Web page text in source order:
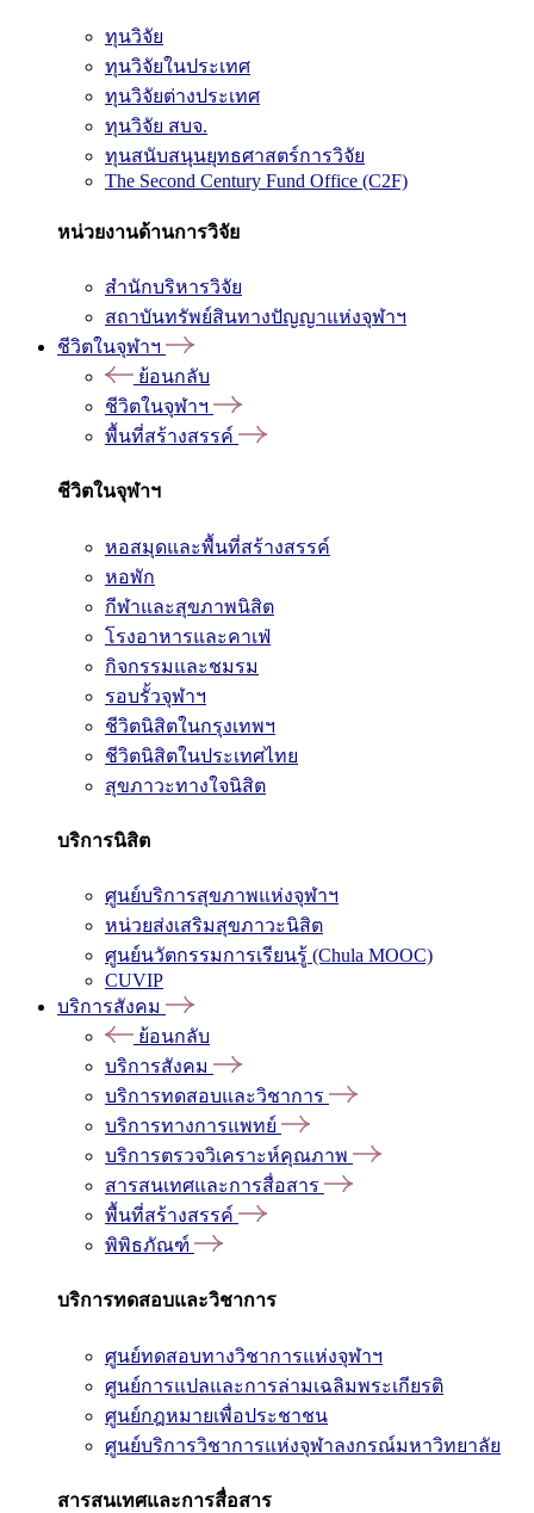
ทุนวิจัย
ทุนวิจัยในประเทศ
ทุนวิจัยต่างประเทศ
ทุนวิจัย สบจ.
ทุนสนับสนุนยุทธศาสตร์การวิจัย
The Second Century Fund Office (C2F)
หน่วยงานด้านการวิจัย
สำนักบริหารวิจัย
สถาบันทรัพย์สินทางปัญญาแห่งจุฬาฯ
ชีวิตในจุฬาฯ
ย้อนกลับ
ชีวิตในจุฬาฯ
พื้นที่สร้างสรรค์
ชีวิตในจุฬาฯ
หอสมุดและพื้นที่สร้างสรรค์
หอพัก
กีฬาและสุขภาพนิสิต
โรงอาหารและคาเฟ่
กิจกรรมและชมรม
รอบรั้วจุฬาฯ
ชีวิตนิสิตในกรุงเทพฯ
ชีวิตนิสิตในประเทศไทย
สุขภาวะทางใจนิสิต
บริการนิสิต
ศูนย์บริการสุขภาพแห่งจุฬาฯ
หน่วยส่งเสริมสุขภาวะนิสิต
ศูนย์นวัตกรรมการเรียนรู้ (Chula MOOC)
CUVIP
บริการสังคม
ย้อนกลับ
บริการสังคม
บริการทดสอบและวิชาการ
บริการทางการแพทย์
บริการตรวจวิเคราะห์คุณภาพ
สารสนเทศและการสื่อสาร
พื้นที่สร้างสรรค์
พิพิธภัณฑ์
บริการทดสอบและวิชาการ
ศูนย์ทดสอบทางวิชาการแห่งจุฬาฯ
ศูนย์การแปลและการล่ามเฉลิมพระเกียรติ
ศูนย์กฎหมายเพื่อประชาชน
ศูนย์บริการวิชาการแห่งจุฬาลงกรณ์มหาวิทยาลัย
สารสนเทศและการสื่อสาร